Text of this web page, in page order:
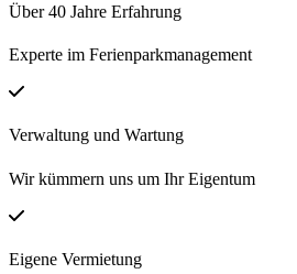
Über 40 Jahre Erfahrung
Experte im Ferienparkmanagement
Verwaltung und Wartung
Wir kümmern uns um Ihr Eigentum
Eigene Vermietung